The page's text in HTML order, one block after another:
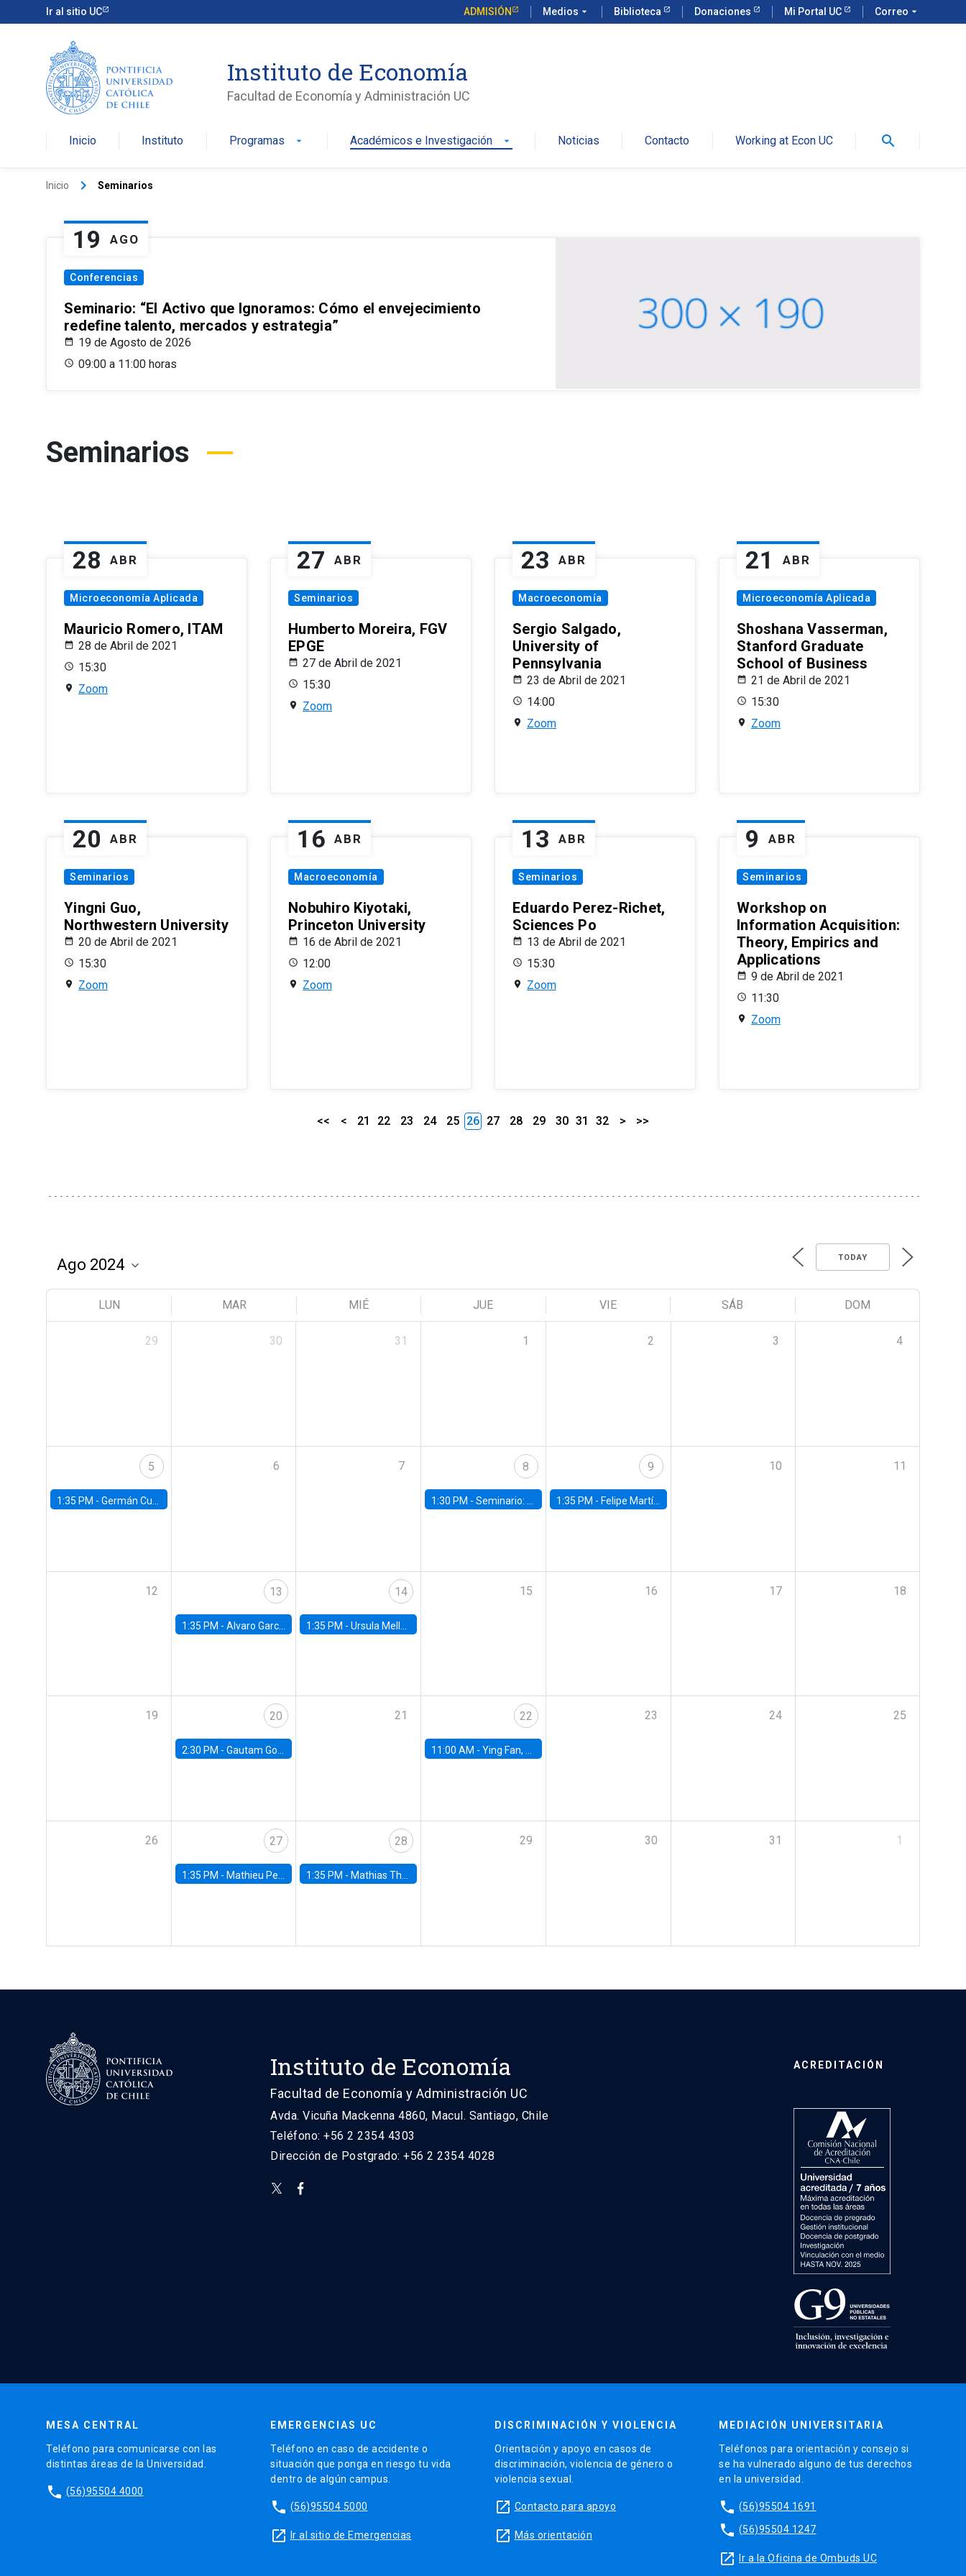
Ir al sitio UC ADMISIÓN Medios arrow_drop_down Biblioteca Donaciones Mi Portal UC Correo arrow_drop_down
Instituto de Economía
Facultad de Economía y Administración UC
Inicio Instituto Programas arrow_drop_down Académicos e Investigación arrow_drop_down Noticias Contacto Working at Econ UC search
Inicio keyboard_arrow_right Seminarios
19 AGO
Conferencias
Seminario: “El Activo que Ignoramos: Cómo el envejecimiento
redefine talento, mercados y estrategia”
19 de Agosto de 2026
09:00 a 11:00 horas
Seminarios
28 ABR
Microeconomía Aplicada
Mauricio Romero, ITAM
28 de Abril de 2021
15:30
Zoom
27 ABR
Seminarios
Humberto Moreira, FGV
EPGE
27 de Abril de 2021
15:30
Zoom
23 ABR
Macroeconomía
Sergio Salgado,
University of
Pennsylvania
23 de Abril de 2021
14:00
Zoom
21 ABR
Microeconomía Aplicada
Shoshana Vasserman,
Stanford Graduate
School of Business
21 de Abril de 2021
15:30
Zoom
20 ABR
Seminarios
Yingni Guo,
Northwestern University
20 de Abril de 2021
15:30
Zoom
16 ABR
Macroeconomía
Nobuhiro Kiyotaki,
Princeton University
16 de Abril de 2021
12:00
Zoom
13 ABR
Seminarios
Eduardo Perez-Richet,
Sciences Po
13 de Abril de 2021
15:30
Zoom
9 ABR
Seminarios
Workshop on
Information Acquisition:
Theory, Empirics and
Applications
9 de Abril de 2021
11:30
Zoom
<< < 21 22 23 24 25 26 27 28 29 30 31 32 > >>
TODAY
LUN MAR MIÉ JUE VIE SÁB DOM
29 30 31 1 2 3 4
5
1:35 PM - Germán Cubas, University of Houston
6 7 8
1:30 PM -Seminario: “Recuperando la humanidad para progresar en la era de la IA»
9
1:35 PM - Felipe Martínez, alumno Doctorado en Economía UC
10 11
12 13
1:35 PM - Alvaro Garcia-Marin, Universidad de Los Andes
14
1:35 PM -Ursula Mello, Insper - Institute of Education and Research
15 16 17 18
19 20
2:30 PM - Gautam Gowrisankaran, Columbia University
21 22
11:00 AM -Ying Fan, University of Michigan
23 24 25
26 27
1:35 PM - Mathieu Pedemonte, IDB
28
1:35 PM - Mathias Thoenig, University of Lausanne
29 30 31 1
Instituto de Economía
Facultad de Economía y Administración UC
Avda. Vicuña Mackenna 4860, Macul. Santiago, Chile
Teléfono: +56 2 2354 4303
Dirección de Postgrado: +56 2 2354 4028
ACREDITACIÓN
MESA CENTRAL
Teléfono para comunicarse con las
distintas áreas de la Universidad.
phone (56)95504 4000
EMERGENCIAS UC
Teléfono en caso de accidente o
situación que ponga en riesgo tu vida
dentro de algún campus.
phone (56)95504 5000
launch Ir al sitio de Emergencias
DISCRIMINACIÓN Y VIOLENCIA
Orientación y apoyo en casos de
discriminación, violencia de género o
violencia sexual.
launch Contacto para apoyo
launch Más orientación
MEDIACIÓN UNIVERSITARIA
Teléfonos para orientación y consejo si
se ha vulnerado alguno de tus derechos
en la universidad.
phone (56)95504 1691
phone (56)95504 1247
launch Ir a la Oficina de Ombuds UC